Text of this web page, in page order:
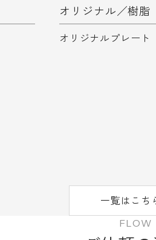
一覧はこち
オリジナル／樹脂
オリジナルプレート
FLOW